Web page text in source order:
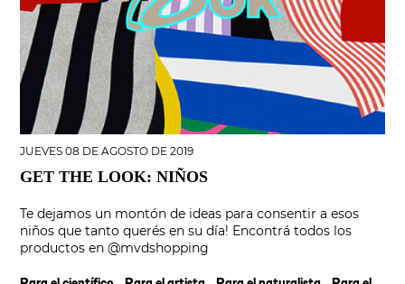
JUEVES 08 DE AGOSTO DE 2019
GET THE LOOK: NIÑOS
Te dejamos un montón de ideas para consentir a esos
niños que tanto querés en su día! Encontrá todos los
productos en@mvdshopping